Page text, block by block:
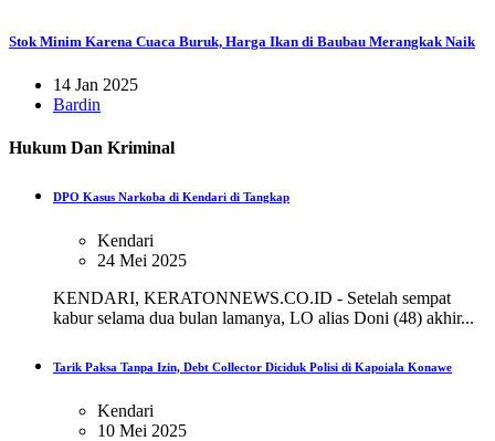
Stok Minim Karena Cuaca Buruk, Harga Ikan di Baubau Merangkak Naik
14 Jan 2025
Bardin
Hukum Dan Kriminal
DPO Kasus Narkoba di Kendari di Tangkap
Kendari
24 Mei 2025
KENDARI, KERATONNEWS.CO.ID - Setelah sempat
kabur selama dua bulan lamanya, LO alias Doni (48) akhir...
Tarik Paksa Tanpa Izin, Debt Collector Diciduk Polisi di Kapoiala Konawe
Kendari
10 Mei 2025